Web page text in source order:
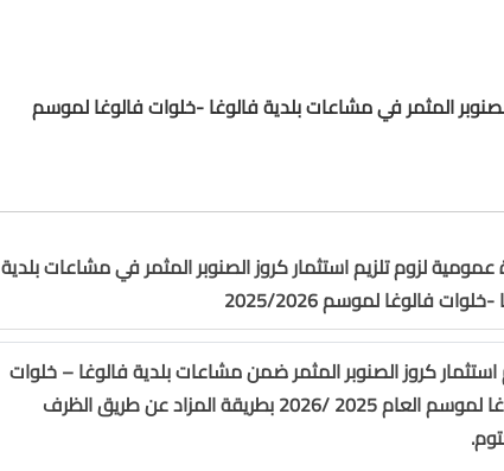
المثمر في مشاعات بلدية فالوغا -خلوات فالوغا لموسم
عمومية لزوم تلزيم استثمار كروز الصنوبر المثمر في مشاعات بلدية
فالوغا لموسم 2025/2026
استثمار كروز الصنوبر المثمر ضمن مشاعات بلدية فالوغا – خلوات
فالوغا لموسم العام 2025 /2026 بطريقة المزاد عن طريق الظرف